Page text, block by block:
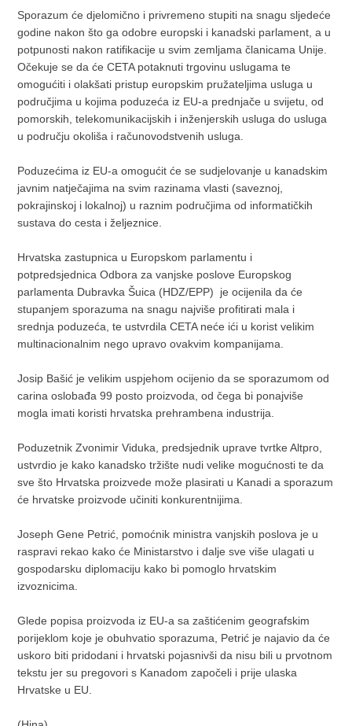
Sporazum će djelomično i privremeno stupiti na snagu sljedeće
godine nakon što ga odobre europski i kanadski parlament, a u
potpunosti nakon ratifikacije u svim zemljama članicama Unije.
Očekuje se da će CETA potaknuti trgovinu uslugama te
omogućiti i olakšati pristup europskim pružateljima usluga u
područjima u kojima poduzeća iz EU-a prednjače u svijetu, od
pomorskih, telekomunikacijskih i inženjerskih usluga do usluga
u području okoliša i računovodstvenih usluga.
Poduzećima iz EU-a omogućit će se sudjelovanje u kanadskim
javnim natječajima na svim razinama vlasti (saveznoj,
pokrajinskoj i lokalnoj) u raznim područjima od informatičkih
sustava do cesta i željeznice.
Hrvatska zastupnica u Europskom parlamentu i
potpredsjednica Odbora za vanjske poslove Europskog
parlamenta Dubravka Šuica (HDZ/EPP) je ocijenila da će
stupanjem sporazuma na snagu najviše profitirati mala i
srednja poduzeća, te ustvrdila CETA neće ići u korist velikim
multinacionalnim nego upravo ovakvim kompanijama.
Josip Bašić je velikim uspjehom ocijenio da se sporazumom od
carina oslobađa 99 posto proizvoda, od čega bi ponajviše
mogla imati koristi hrvatska prehrambena industrija.
Poduzetnik Zvonimir Viduka, predsjednik uprave tvrtke Altpro,
ustvrdio je kako kanadsko tržište nudi velike mogućnosti te da
sve što Hrvatska proizvede može plasirati u Kanadi a sporazum
će hrvatske proizvode učiniti konkurentnijima.
Joseph Gene Petrić, pomoćnik ministra vanjskih poslova je u
raspravi rekao kako će Ministarstvo i dalje sve više ulagati u
gospodarsku diplomaciju kako bi pomoglo hrvatskim
izvoznicima.
Glede popisa proizvoda iz EU-a sa zaštićenim geografskim
porijeklom koje je obuhvatio sporazuma, Petrić je najavio da će
uskoro biti pridodani i hrvatski pojasnivši da nisu bili u prvotnom
tekstu jer su pregovori s Kanadom započeli i prije ulaska
Hrvatske u EU.